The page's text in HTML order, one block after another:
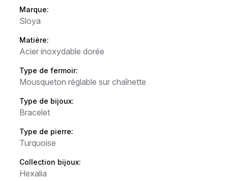
Marque:
Sloya
Matière:
Acier inoxydable dorée
Type de fermoir:
Mousqueton réglable sur chaînette
Type de bijoux:
Bracelet
Type de pierre:
Turquoise
Collection bijoux:
Hexalia